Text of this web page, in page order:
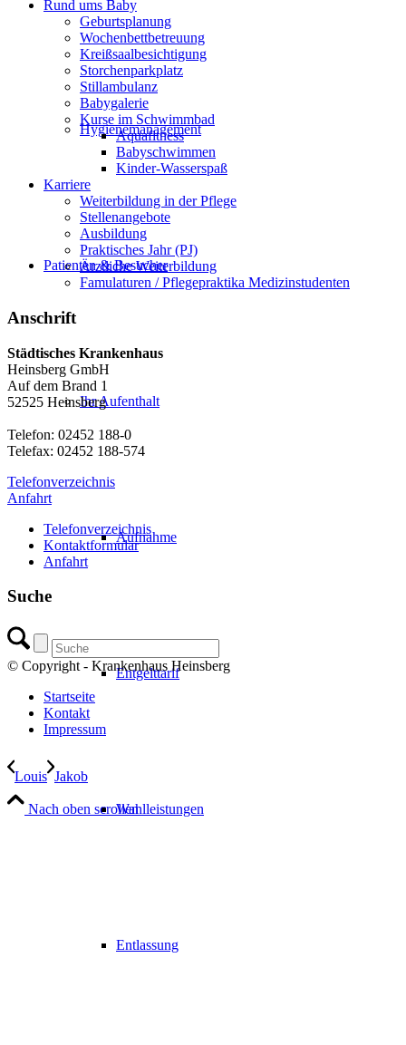
Hygienemanagement
Patienten & Besucher
Ihr Aufenthalt
Aufnahme
Entgelttarif
Wahlleistungen
Entlassung
Rund ums Baby
Geburtsplanung
Wochenbettbetreuung
Kreißsaalbesichtigung
Storchenparkplatz
Stillambulanz
Babygalerie
Kurse im Schwimmbad
Aquafitness
Babyschwimmen
Kinder-Wasserspaß
Karriere
Weiterbildung in der Pflege
Stellenangebote
Ausbildung
Praktisches Jahr (PJ)
Ärztliche Weiterbildung
Famulaturen / Pflegepraktika Medizinstudenten
Anschrift
Städtisches Krankenhaus
Heinsberg GmbH
Auf dem Brand 1
52525 Heinsberg
Telefon: 02452 188-0
Telefax: 02452 188-574
Telefonverzeichnis
Anfahrt
Telefonverzeichnis
Kontaktformular
Anfahrt
Suche
© Copyright - Krankenhaus Heinsberg
Startseite
Kontakt
Impressum
Louis Jakob
Nach oben scrollen